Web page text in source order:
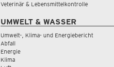
Veterinär & Lebensmittelkontrolle
UMWELT & WASSER
Umwelt-, Klima- und Energiebericht
Abfall
Energie
Klima